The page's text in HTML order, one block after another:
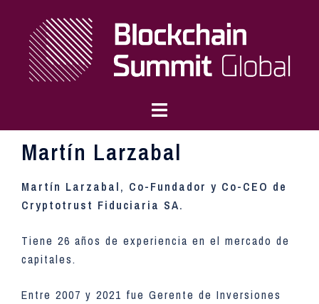
Martín Larzabal
Martín Larzabal, Co-Fundador y Co-CEO de
Cryptotrust Fiduciaria SA.
Tiene 26 años de experiencia en el mercado de
capitales.
Entre 2007 y 2021 fue Gerente de Inversiones